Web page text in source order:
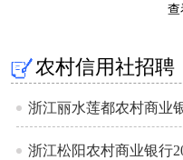
查
农村信用社招聘
浙江丽水莲都农村商业
浙江松阳农村商业银行